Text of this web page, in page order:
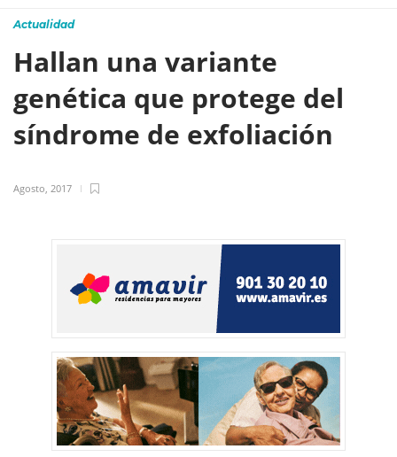
Actualidad
Hallan una variante
genética que protege del
síndrome de exfoliación
Agosto, 2017